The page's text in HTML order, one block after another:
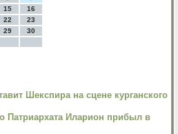
15
16
22
23
29
30
Шекспира на сцене курганского
Патриархата Иларион прибыл в